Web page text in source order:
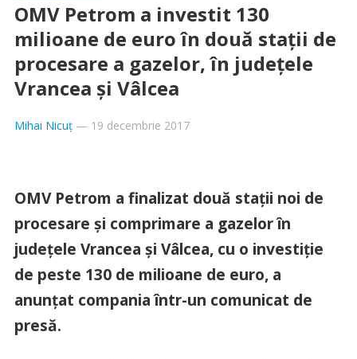
OMV Petrom a investit 130
milioane de euro în două staţii de
procesare a gazelor, în judeţele
Vrancea şi Vâlcea
Mihai Nicuț— 19 decembrie 2017
OMV Petrom a finalizat două staţii noi de
procesare şi comprimare a gazelor în
judeţele Vrancea şi Vâlcea, cu o investiţie
de peste 130 de milioane de euro, a
anunţat compania într-un comunicat de
presă.